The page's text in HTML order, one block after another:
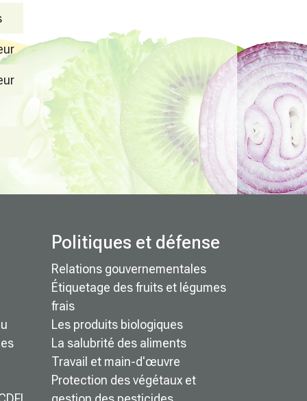
Politiques et défense
Relations gouvernementales
Étiquetage des fruits et légumes
frais
Les produits biologiques
La salubrité des aliments
Travail et main-d'œuvre
Protection des végétaux et